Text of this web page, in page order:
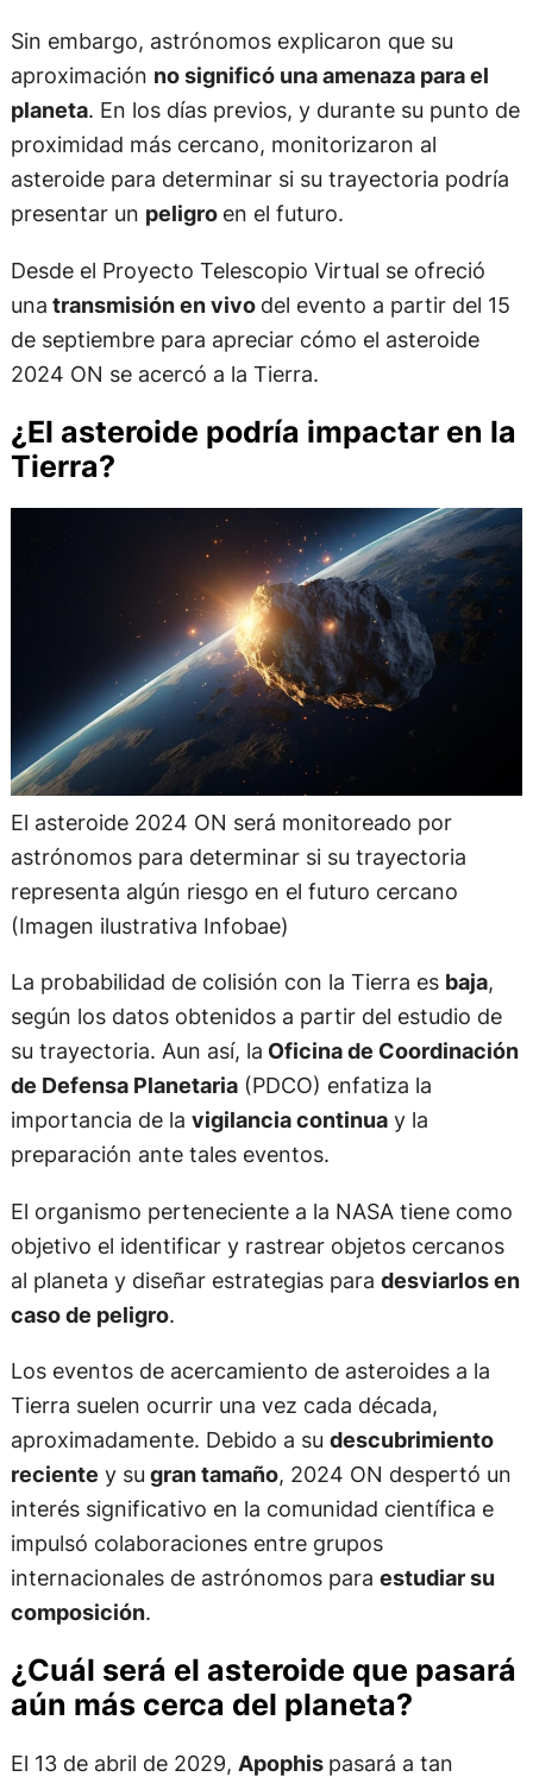
Sin embargo, astrónomos explicaron que su
aproximación no significó una amenaza para el
planeta. En los días previos, y durante su punto de
proximidad más cercano, monitorizaron al
asteroide para determinar si su trayectoria podría
presentar un peligro en el futuro.
Desde el Proyecto Telescopio Virtual se ofreció
una transmisión en vivo del evento a partir del 15
de septiembre para apreciar cómo el asteroide
2024 ON se acercó a la Tierra.
¿El asteroide podría impactar en la
Tierra?
El asteroide 2024 ON será monitoreado por
astrónomos para determinar si su trayectoria
representa algún riesgo en el futuro cercano
(Imagen ilustrativa Infobae)
La probabilidad de colisión con la Tierra es baja,
según los datos obtenidos a partir del estudio de
su trayectoria. Aun así, la Oficina de Coordinación
de Defensa Planetaria(PDCO) enfatiza la
importancia de la vigilancia continuay la
preparación ante tales eventos.
El organismo perteneciente a la NASA tiene como
objetivo el identificar y rastrear objetos cercanos
al planeta y diseñar estrategias para desviarlos en
caso de peligro.
Los eventos de acercamiento de asteroides a la
Tierra suelen ocurrir una vez cada década,
aproximadamente. Debido a su descubrimiento
reciente y su gran tamaño, 2024 ON despertó un
interés significativo en la comunidad científica e
impulsó colaboraciones entre grupos
internacionales de astrónomos para estudiar su
composición.
¿Cuál será el asteroide que pasará
aún más cerca del planeta?
El 13 de abril de 2029, Apophis pasará a tan